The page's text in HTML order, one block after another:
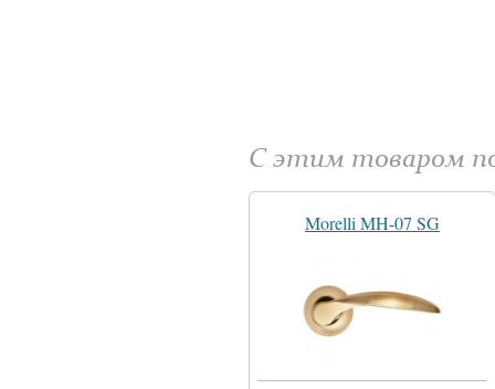
С этим товаром
Morelli MH-07 SG